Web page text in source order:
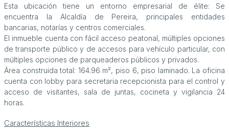
Esta ubicación tiene un entorno empresarial de élite: Se
encuentra la Alcaldía de Pereira, principales entidades
bancarias, notarías y centros comerciales.
El inmueble cuenta con fácil acceso peatonal, múltiples opciones
de transporte público y de accesos para vehículo particular, con
múltiples opciones de parqueaderos públicos y privados.
Área construida total: 164.96 m², piso 6, piso laminado. La oficina
cuenta con lobby para secretaria recepcionista para el control y
acceso de visitantes, sala de juntas, cocineta y vigilancia 24
horas.
Características Interiores